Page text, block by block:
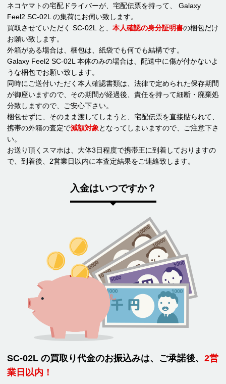
ネコヤマトの宅配ドライバーが、宅配伝票を持って、 Galaxy
Feel2 SC-02L の集荷にお伺い致します。
買取させていただく SC-02L と、 本人確認の身分証明書の梱包だけ
お願い致します。
外箱がある場合は、梱包は、紙袋でも何でも結構です。
Galaxy Feel2 SC-02L 本体のみの場合は、配送中に傷が付かないよ
うな梱包でお願い致します。
同時にご送付いただく本人確認書類は、法律で定められた保存期間
が御座いますので、その期間が経過後、責任を持って細断・廃棄処
分致しますので、ご安心下さい。
梱包せずに、そのまま渡してしまうと、宅配伝票を直接貼られて、
携帯の外箱の査定で減額対象となってしまいますので、ご注意下さ
い。
お送り頂くスマホは、大体3日程度で携帯王に到着しておりますの
で、到着後、2営業日以内に本査定結果をご連絡致します。
入金はいつですか？
SC-02L の買取り代金のお振込みは、ご承諾後、 2営
業日以内！